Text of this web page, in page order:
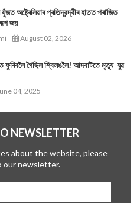
অষ্ট্ৰেলিয়াৰ প্ৰতিদ্বন্দ্বীৰ হাতত পৰাজিত
জয়
August 02, 2026
ফুৰিবলৈ গৈছিল শ্বিলঙলৈ! আদবাটতে মৃত্যু যুৱ
04, 2025
NEWSLETTER
about the website, please
our newsletter.